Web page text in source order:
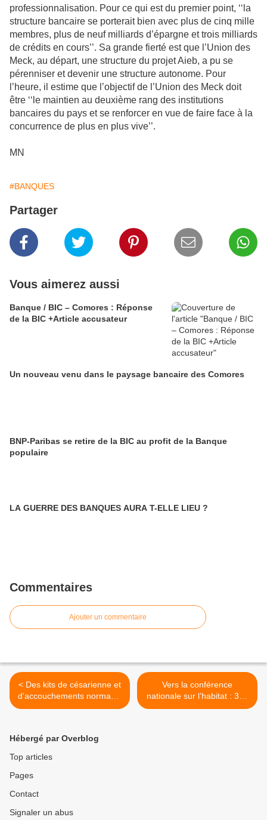
professionnalisation. Pour ce qui est du premier point, ‘‘la
structure bancaire se porterait bien avec plus de cinq mille
membres, plus de neuf milliards d’épargne et trois milliards
de crédits en cours’’. Sa grande fierté est que l’Union des
Meck, au départ, une structure du projet Aieb, a pu se
pérenniser et devenir une structure autonome. Pour
l’heure, il estime que l’objectif de l’Union des Meck doit
être ‘‘le maintien au deuxième rang des institutions
bancaires du pays et se renforcer en vue de faire face à la
concurrence de plus en plus vive’’.
MN
#BANQUES
Partager
Vous aimerez aussi
Banque / BIC – Comores : Réponse
de la BIC +Article accusateur
Un nouveau venu dans le paysage bancaire des Comores
BNP-Paribas se retire de la BIC au profit de la Banque
populaire
LA GUERRE DES BANQUES AURA T-ELLE LIEU ?
Commentaires
Ajouter un commentaire
< Des kits de césarienne et
d’accouchements normaux.
‘‘En donnant la vie, la
Vers la conférence
nationale sur l’habitat : 300
logements à construire dès
Hébergé par Overblog
Top articles
Pages
Contact
Signaler un abus